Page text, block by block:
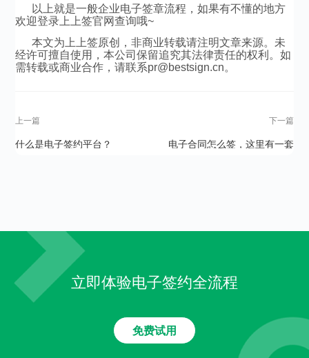
以上就是一般企业电子签章流程，如果有不懂的地方
欢迎登录上上签官网查询哦~
本文为上上签原创，非商业转载请注明文章来源。未
经许可擅自使用，本公司保留追究其法律责任的权利。如
需转载或商业合作，请联系pr@bestsign.cn。
上一篇
什么是电子签约平台？
下一篇
电子合同怎么签，这里有一套
立即体验电子签约全流程
免费试用